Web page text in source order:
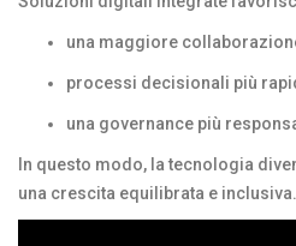
una maggiore
processi decisionali più
una governance più
In questo modo, la tecnologia
una crescita equilibrata e inclusiva.